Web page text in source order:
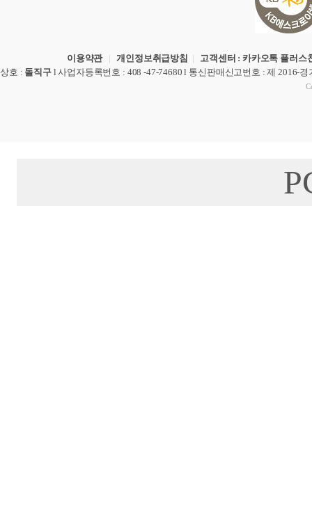
이용약관 |개인정보취급방침 | 고객센터 : 카카오톡 플러스
상호 : 돌직구 l사업자등록번호 : 408 -47-74680 l 통신판매신고번호 : 제 2016-